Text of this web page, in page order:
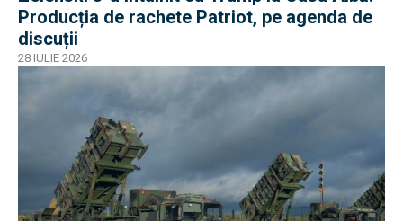
Producția de rachete Patriot, pe agenda de
discuții
28 IULIE 2026